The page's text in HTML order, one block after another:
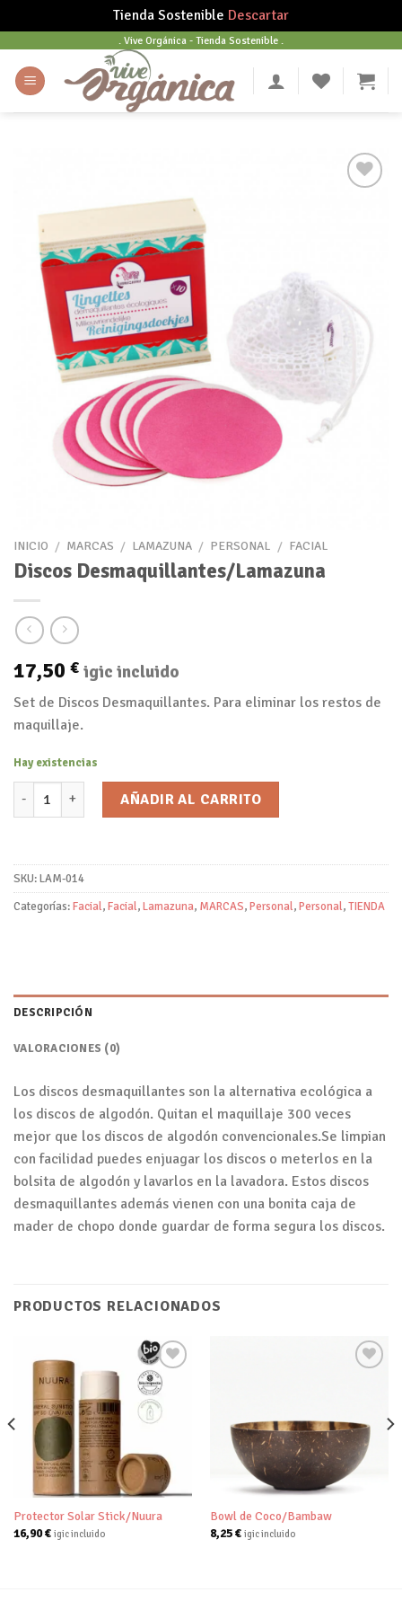
Tienda Sostenible Descartar
content
. Vive Orgánica - Tienda Sostenible .
deseos
INICIO / MARCAS / LAMAZUNA / PERSONAL / FACIAL
Discos Desmaquillantes/Lamazuna
17,50 € igic incluido
Set de Discos Desmaquillantes. Para eliminar los restos de
maquillaje.
Hay existencias
Discos Desmaquillantes/Lamazuna cantidad
AÑADIR AL CARRITO
SKU:LAM-014
Categorías:Facial,Facial,Lamazuna, MARCAS,Personal,Personal,TIENDA
DESCRIPCIÓN
VALORACIONES (0)
Los discos desmaquillantes son la alternativa ecológica a
los discos de algodón. Quitan el maquillaje 300 veces
mejor que los discos de algodón convencionales.Se limpian
con facilidad puedes enjuagar los discos o meterlos en la
bolsita de algodón y lavarlos en la lavadora. Estos discos
desmaquillantes además vienen con una bonita caja de
mader de chopo donde guardar de forma segura los discos.
PRODUCTOS RELACIONADOS
Añadir
Protector Solar Stick/Nuura
16,90€ igic incluido
a tu
lista de
deseos
Bowl de Coco/Bambaw
8,25€ igic incluido